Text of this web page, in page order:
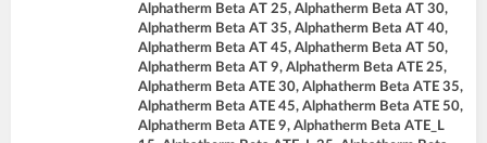
Alphatherm Beta AT 25, Alphatherm Beta AT 30,
Alphatherm Beta AT 35, Alphatherm Beta AT 40,
Alphatherm Beta AT 45, Alphatherm Beta AT 50,
Alphatherm Beta AT 9, Alphatherm Beta ATE 25,
Alphatherm Beta ATE 30, Alphatherm Beta ATE 35,
Alphatherm Beta ATE 45, Alphatherm Beta ATE 50,
Alphatherm Beta ATE 9, Alphatherm Beta ATE_L